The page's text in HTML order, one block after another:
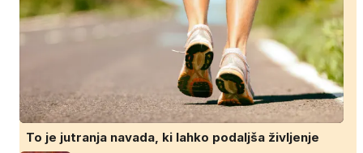
To je jutranja navada, ki lahko podaljša življenje